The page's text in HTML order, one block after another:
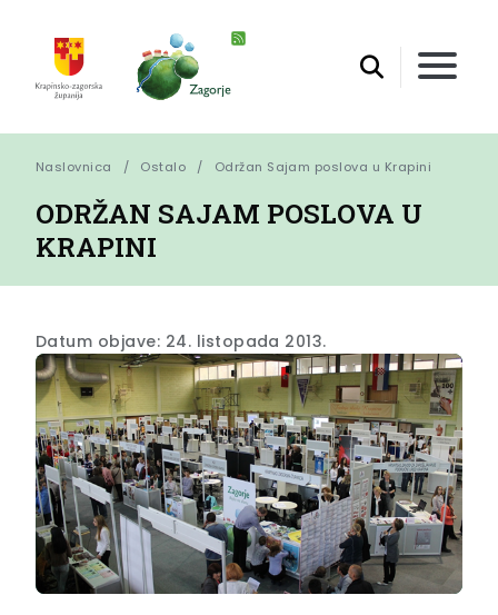
Naslovnica Ostalo Održan Sajam poslova u Krapini
ODRŽAN SAJAM POSLOVA U
KRAPINI
Datum objave: 24. listopada 2013.